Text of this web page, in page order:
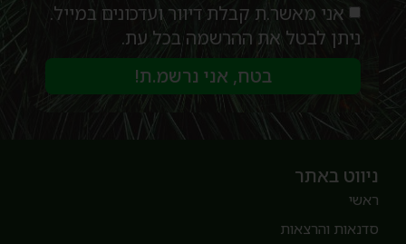
אני מאשר.ת קבלת דיוור ועדכונים במייל.
ניתן לבטל את ההרשמה בכל עת.
בטח, אני נרשמ.ת!
ניווט באתר
ראשי
סדנאות והרצאות